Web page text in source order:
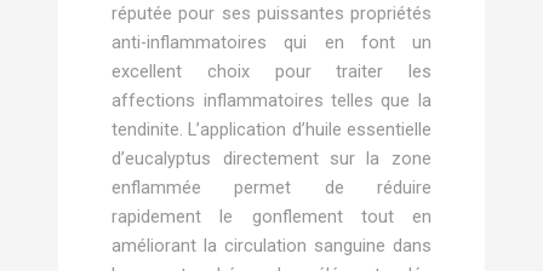
réputée pour ses puissantes propriétés
anti-inflammatoires qui en font un
excellent choix pour traiter les
affections inflammatoires telles que la
tendinite. L’application d’huile essentielle
d’eucalyptus directement sur la zone
enflammée permet de réduire
rapidement le gonflement tout en
améliorant la circulation sanguine dans